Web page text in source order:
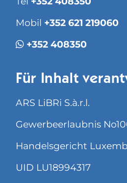
Mobil +352 621 219060
+352 408350
Für Inhalt
ARS LiBRi S.à.r.l.
Gewerbeerlaubnis
Handelsgericht
UID LU18994317